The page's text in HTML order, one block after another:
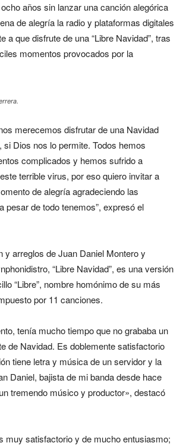
años sin lanzar una canción alegórica
de alegría la radio y plataformas digitales
a que disfrute de una “Libre Navidad”, tras
momentos provocados por la
merecemos disfrutar de una Navidad
si Dios nos lo permite. Todos hemos
complicados y hemos sufrido a
terrible virus, por eso quiero invitar a
de alegría agradeciendo las
pesar de todo tenemos”, expresó el
y arreglos de Juan Daniel Montero y
“Libre Navidad”, es una versión
“Libre”, nombre homónimo de su más
por 11 canciones.
tenía mucho tiempo que no grababa un
de Navidad. Es doblemente satisfactorio
tiene letra y música de un servidor y la
Daniel, bajista de mi banda desde hace
tremendo músico y productor», destacó
muy satisfactorio y de mucho entusiasmo;